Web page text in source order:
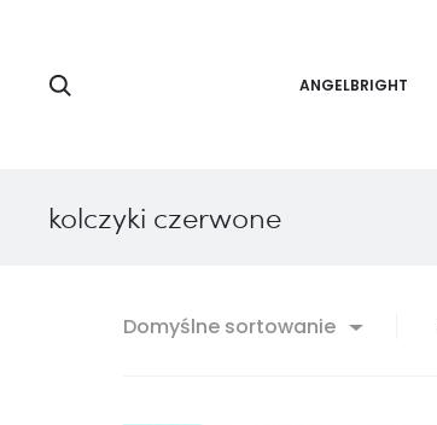
ANGELBRIGHT
kolczyki czerwone
Domyślne sortowanie